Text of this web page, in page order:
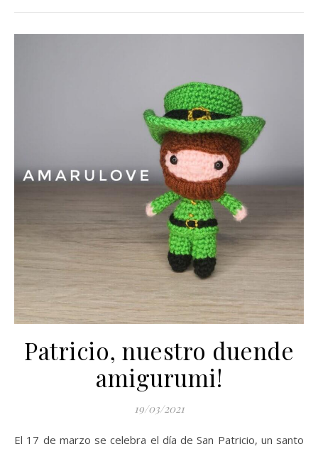
Patricio, nuestro duende
amigurumi!
19/03/2021
El 17 de marzo se celebra el día de San Patricio, un santo